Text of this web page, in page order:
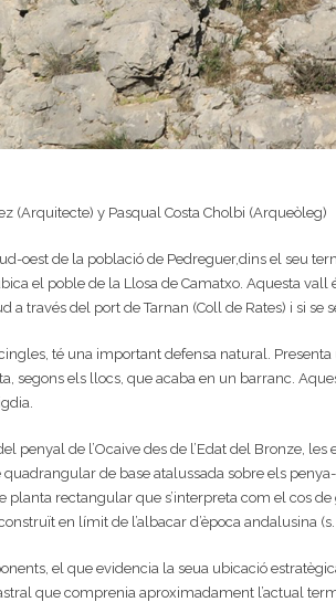
(Arquitecte) y Pasqual Costa Cholbi (Arqueòleg)
oest de la població de Pedreguer,dins el seu
el poble de la Llosa de Camatxo. Aquesta
a través del port de Tarnan (Coll de Rates) i si se
té una important defensa natural.
segons els llocs, que acaba en un barranc.
penyal de l’Ocaive des de l’Edat del Bronze,
quadrangular de base atalussada sobre els
planta rectangular que s’interpreta com el cos
en límit de l’albacar d’època andalusina (s.
el que evidencia la seua ubicació
que comprenia aproximadament l’actual